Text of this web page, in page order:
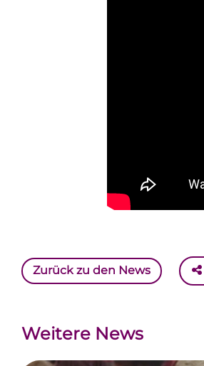
Zurück zu den News
Weitere News